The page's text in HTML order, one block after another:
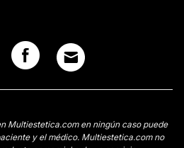
Multiestetica.com en ningún caso puede
y el médico. Multiestetica.com no